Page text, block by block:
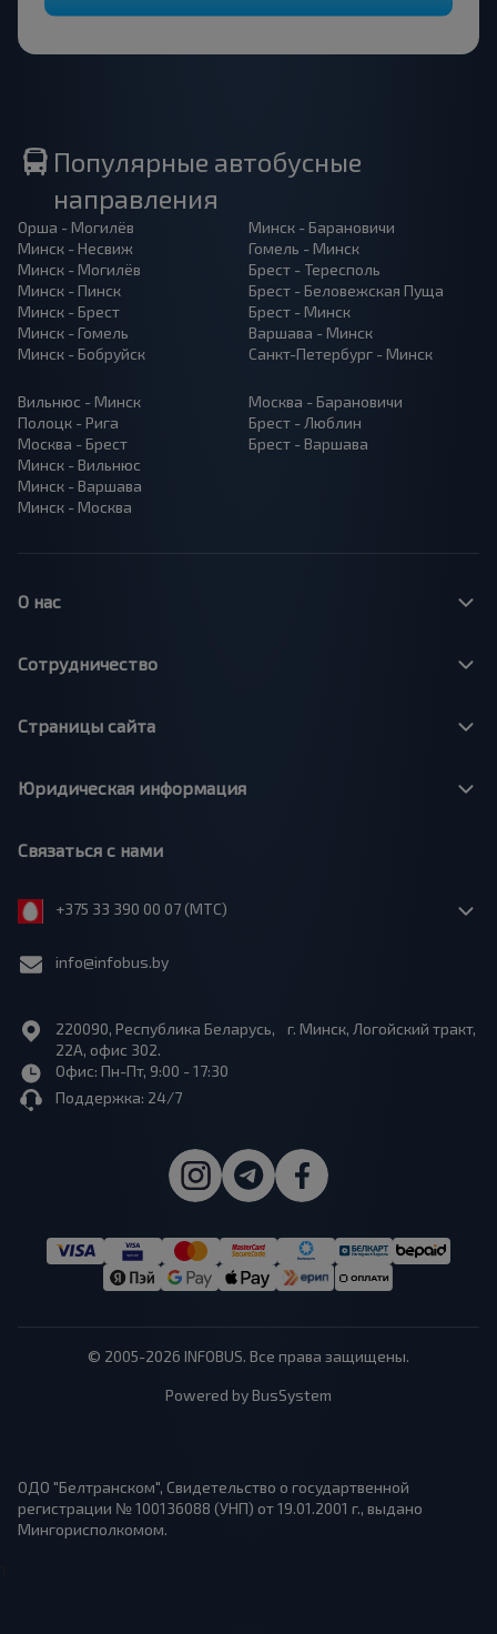
Популярные автобусные
направления
Орша - Могилёв
Минск - Несвиж
Минск - Могилёв
Минск - Пинск
Минск - Брест
Минск - Гомель
Минск - Бобруйск
Минск - Барановичи
Гомель - Минск
Брест - Тересполь
Брест - Беловежская Пуща
Брест - Минск
Варшава - Минск
Санкт-Петербург - Минск
Вильнюс - Минск
Полоцк - Рига
Москва - Брест
Минск - Вильнюс
Минск - Варшава
Минск - Москва
Москва - Барановичи
Брест - Люблин
Брест - Варшава
О нас
Сотрудничество
Страницы сайта
Юридическая информация
Связаться с нами
+375 33 390 00 07 (МТС)
info@infobus.by
220090, Республика Беларусь, г. Минск, Логойский тракт,
22А, офис 302.
Офис: Пн-Пт, 9:00 - 17:30
Поддержка: 24/7
© 2005-2026 INFOBUS. Все права защищены.
Powered by BusSystem
ОДО "Белтранском", Свидетельство о государтвенной
регистрации № 100136088 (УНП) от 19.01.2001 г., выдано
Мингорисполкомом.